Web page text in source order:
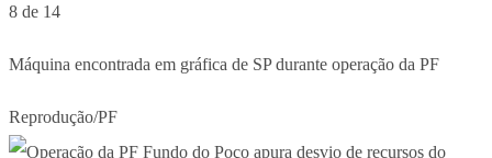
8 de 14
Máquina encontrada em gráfica de SP durante operação da PF
Reprodução/PF